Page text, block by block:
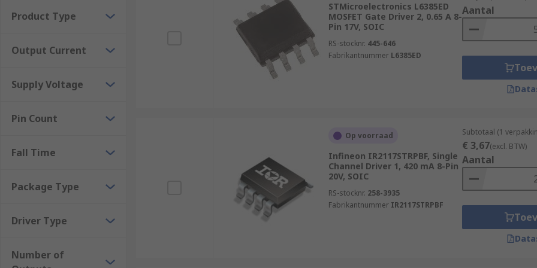
Piezoelectricity is the electricity that comes from pressure and latent heat. Piezoelectric drivers (or Piezo
piezo components. This includes optical fibre, inkjet printers, microphones, speakers and XY stages for micro
Product Type
Output Current
Supply Voltage
Pin Count
Fall Time
Package Type
Driver Type
Number of
STMicroelectronics L6385ED
MOSFET Gate Driver 2, 0.65 A 8-
Pin 17V, SOIC
RS-stocknr. 445-646
Fabrikantnummer L6385ED
Aantal
Op voorraad
Infineon IR2117STRPBF, Single
Channel Driver 1, 420 mA 8-Pin
20V, SOIC
RS-stocknr. 258-3935
Fabrikantnummer IR2117STRPBF
Subtotaal (1
€ 3,67(excl. BTW)
Aantal